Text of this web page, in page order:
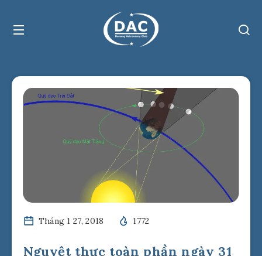
Tháng 1 27, 2018 1772
Nguyệt thực toàn phần ngày 31